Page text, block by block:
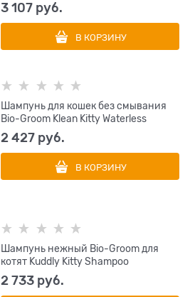
3 107 руб.
В КОРЗИНУ
Шампунь для кошек без смывания
Bio-Groom Klean Kitty Waterless
2 427 руб.
В КОРЗИНУ
Шампунь нежный Bio-Groom для
котят Kuddly Kitty Shampoo
2 733 руб.